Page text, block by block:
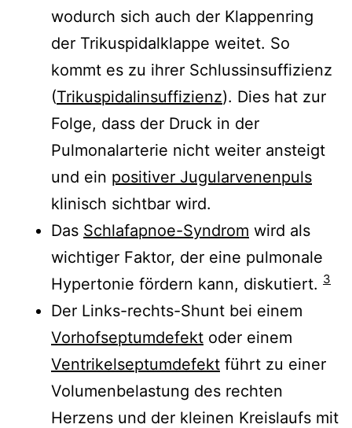
wodurch sich auch der Klappenring
der Trikuspidalklappe weitet. So
kommt es zu ihrer Schlussinsuffizienz
(Trikuspidalinsuffizienz). Dies hat zur
Folge, dass der Druck in der
Pulmonalarterie nicht weiter ansteigt
und ein positiver Jugularvenenpuls
klinisch sichtbar wird.
Das Schlafapnoe-Syndrom wird als
wichtiger Faktor, der eine pulmonale
Hypertonie fördern kann, diskutiert. 3
Der Links-rechts-Shunt bei einem
Vorhofseptumdefekt oder einem
Ventrikelseptumdefekt führt zu einer
Volumenbelastung des rechten
Herzens und der kleinen Kreislaufs mit